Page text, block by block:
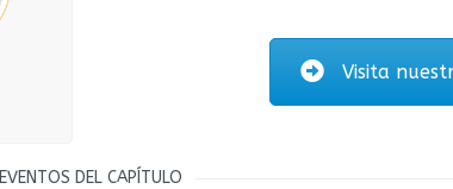
Visita
EVENTOS DEL CAPÍTULO